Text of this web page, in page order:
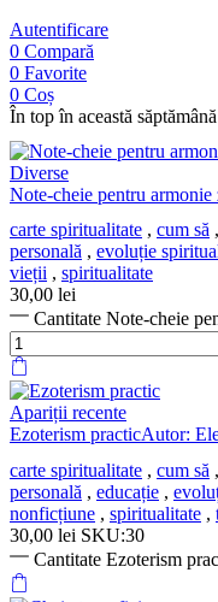
Autentificare
0 Compară
0 Favorite
0 Coș
În top în această săptămână
Diverse
Note-cheie pentru
carte spiritualitate , cum să ,
personală , evoluție
vieții , spiritualitate
30,00 lei
Cantitate Note-cheie
Apariții recente
Ezoterism practicAutor:
carte spiritualitate , cum să ,
personală , educație ,
nonficțiune , spiritualitate ,
30,00 lei SKU:30
Cantitate Ezoterism